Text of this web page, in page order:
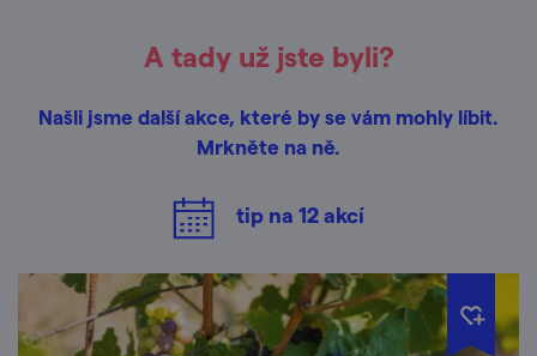
A tady už jste byli?
Našli jsme další akce, které by se vám mohly líbit.
Mrkněte na ně.
tip na 12akcí